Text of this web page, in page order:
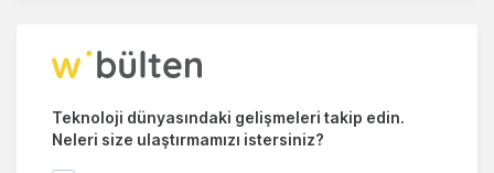
Teknoloji dünyasındaki gelişmeleri takip edin.
Neleri size ulaştırmamızı istersiniz?